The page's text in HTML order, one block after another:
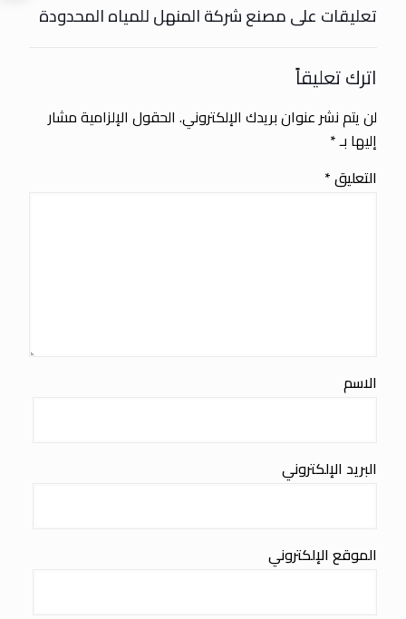
تعليقات على مصنع شركة المنهل للمياه المحدودة
اترك تعليقاً
لن يتم نشر عنوان بريدك الإلكتروني. الحقول الإلزامية مشار
إليها بـ*
التعليق*
الاسم
البريد الإلكتروني
الموقع الإلكتروني